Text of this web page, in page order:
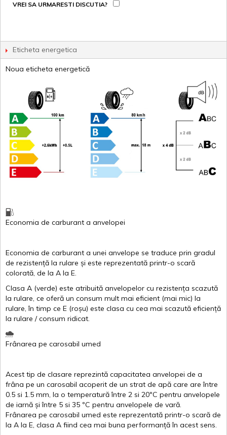
VREI SA URMARESTI DISCUTIA?
Eticheta energetica
Noua eticheta energetică
Economia de carburant a anvelopei
Economia de carburant a unei anvelope se traduce prin gradul
de rezistență la rulare și este reprezentată printr-o scară
colorată, de la A la E.
Clasa A (verde) este atribuită anvelopelor cu rezistența scazută
la rulare, ce oferă un consum mult mai eficient (mai mic) la
rulare,în timp ce E (roșu) este clasa cu cea mai scazută eficiență
la rulare /consum ridicat.
Frânarea pe carosabil umed
Acest tip de clasare reprezintă capacitatea anvelopei de a
frâna pe un carosabil acoperit de un strat de apă care areîntre
0.5 si 1.5 mm, la o temperatură între 2 si 20ºC pentru anvelopele
de iarnă și între 5 si 35 ºC pentru anvelopele de vară.
Frânarea pe carosabil umed este reprezentată printr-o scară de
la A la E, clasa A fiind cea mai buna performanță în acest sens.